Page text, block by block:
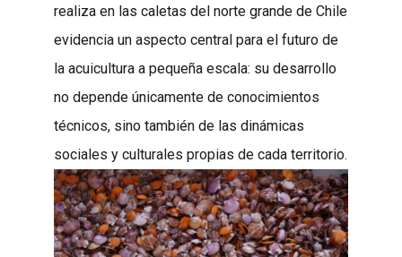
realiza en las caletas del norte grande de Chile
evidencia un aspecto central para el futuro de
la acuicultura a pequeña escala: su desarrollo
no depende únicamente de conocimientos
técnicos, sino también de las dinámicas
sociales y culturales propias de cada territorio.